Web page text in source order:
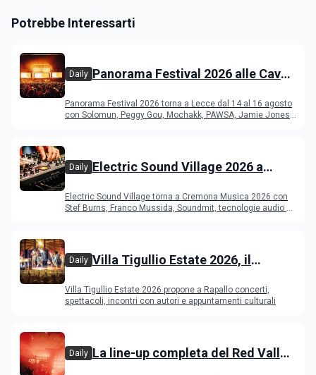
Potrebbe Interessarti
Daily Panorama Festival 2026 alle Cave
programma
Panorama Festival 2026 torna a Lecce dal 14 al 16 agosto
con Solomun, Peggy Gou, Mochakk, PAWSA, Jamie Jones
Daily Electric Sound Village 2026 a
Young Band Contest, il programma
Electric Sound Village torna a Cremona Musica 2026 con
Stef Burns, Franco Mussida, Soundmit, tecnologie audio e
Daily Villa Tigullio Estate 2026, il
Villa Tigullio Estate 2026 propone a Rapallo concerti,
spettacoli, incontri con autori e appuntamenti culturali
Daily La line-up completa del Red Valley